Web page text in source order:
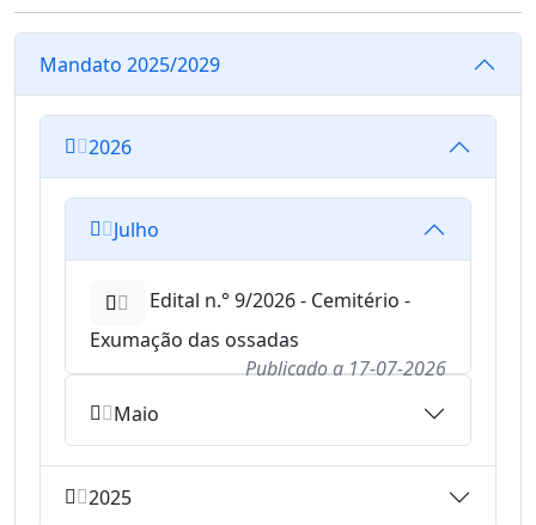
Mandato 2025/2029
2026
Julho
Edital n.° 9/2026 - Cemitério -
Exumação das ossadas
Publicado a17-07-2026
Maio
2025